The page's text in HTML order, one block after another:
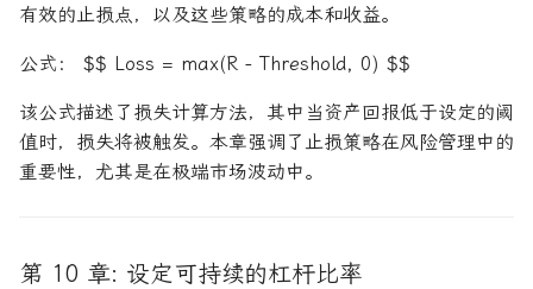
有效的止损点，以及这些策略的成本和收益。
公式： $$ Loss = max(R - Threshold, 0) $$
该公式描述了损失计算方法，其中当资产回报低于设定的阈
值时，损失将被触发。本章强调了止损策略在风险管理中的
重要性，尤其是在极端市场波动中。
第 10 章: 设定可持续的杠杆比率